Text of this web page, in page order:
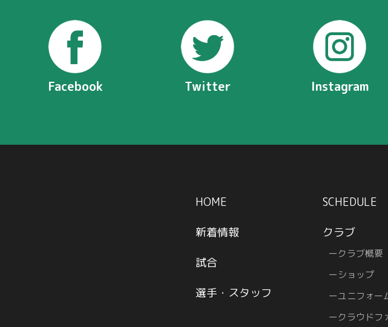
Facebook Twitter Instagram
HOME
新着情報
試合
選手・スタッフ
SCHEDULE
クラブ
クラブ概要
ショップ
ユニフォー
クラウドフ